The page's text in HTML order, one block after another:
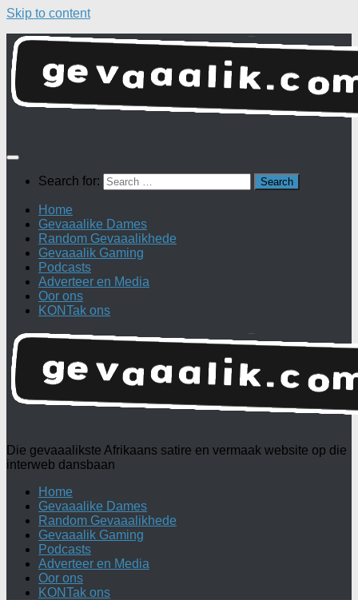
Skip to content
Search for:
Home
Gevaaalike Dames
Random Gevaaalikhede
Gevaaalik Gaming
Podcasts
Adverteer en Media
Oor ons
KONTak ons
Die gevaaalikste Afrikaans satire en vermaak website op die
interweb dansbaan
Home
Gevaaalike Dames
Random Gevaaalikhede
Gevaaalik Gaming
Podcasts
Adverteer en Media
Oor ons
KONTak ons